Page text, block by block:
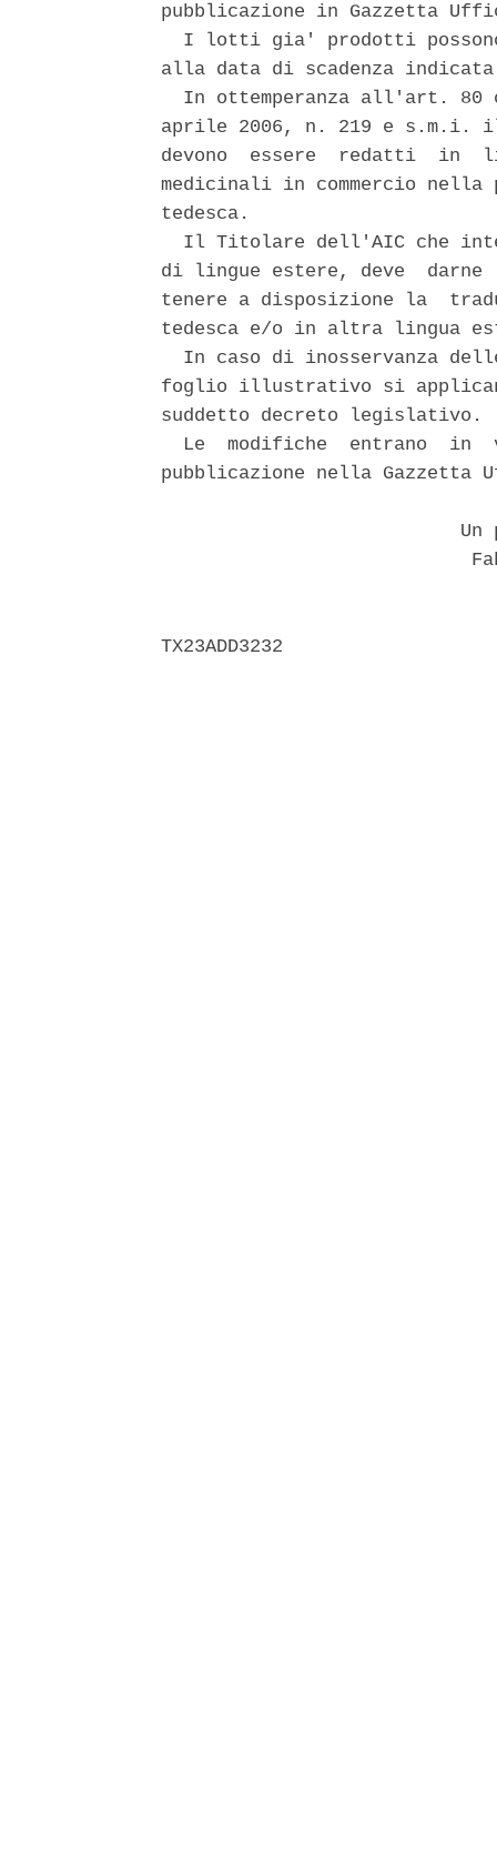
pubblicazione in Gazzetta
I lotti gia' prodotti
alla data di scadenza
In ottemperanza all'art. 80
aprile 2006, n. 219 e
devono  essere  redatti  in
medicinali in commercio
tedesca.
Il Titolare dell'AIC che
di lingue estere, deve  darne
tenere a disposizione la
tedesca e/o in altra lingua
In caso di inosservanza
foglio illustrativo si
suddetto decreto legislativo.
Le  modifiche  entrano  in
pubblicazione nella
Un